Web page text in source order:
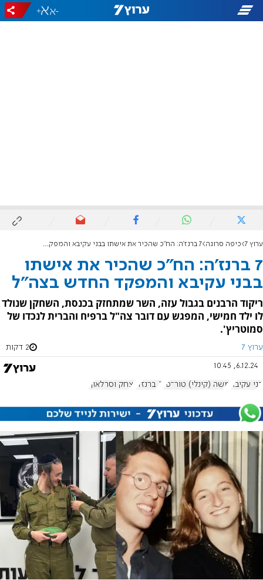
-
+
ערוץ 7 כיפה סרוגה 7 ברנז'ה: הח"כ שהכיר את אישתו בבני עקיבא והמפקד החדש בצה"ל
7 ברנז'ה: הח"כ שהכיר את אישתו
בבני עקיבא והמפקד החדש בצה"ל
ריקוד הרבנים בגבול עזה, השר שמתחזק בכנסת, השחקן שנולד
לו ילד חמישי, המפגש עם דובר צה"ל ברפיח והברית לנכדו של
סמוטריץ'.
ערוץ 7 2 דקות
6.12.24, 10:45
בני עקיבא משה (קינלי) טור־פז 7 ברנז'ה יצחק וסרלאוף